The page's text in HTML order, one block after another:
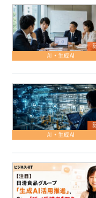
AI・生成AI
AI・生成AI